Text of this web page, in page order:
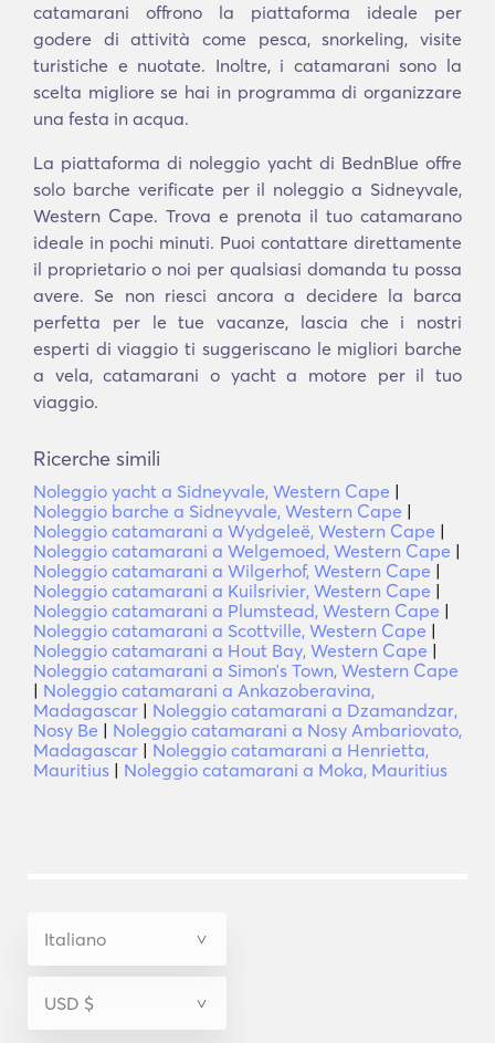
catamarani offrono la piattaforma ideale per
godere di attività come pesca, snorkeling, visite
turistiche e nuotate. Inoltre, i catamarani sono la
scelta migliore se hai in programma di organizzare
una festa in acqua.
La piattaforma di noleggio yacht di BednBlue offre
solo barche verificate per il noleggio a Sidneyvale,
Western Cape. Trova e prenota il tuo catamarano
ideale in pochi minuti. Puoi contattare direttamente
il proprietario o noi per qualsiasi domanda tu possa
avere. Se non riesci ancora a decidere la barca
perfetta per le tue vacanze, lascia che i nostri
esperti di viaggio ti suggeriscano le migliori barche
a vela, catamarani o yacht a motore per il tuo
viaggio.
Ricerche simili
Noleggio yacht a Sidneyvale, Western Cape |
Noleggio barche a Sidneyvale, Western Cape |
Noleggio catamarani a Wydgeleë, Western Cape |
Noleggio catamarani a Welgemoed, Western Cape |
Noleggio catamarani a Wilgerhof, Western Cape |
Noleggio catamarani a Kuilsrivier, Western Cape |
Noleggio catamarani a Plumstead, Western Cape |
Noleggio catamarani a Scottville, Western Cape |
Noleggio catamarani a Hout Bay, Western Cape |
Noleggio catamarani a Simonʼs Town, Western Cape
| Noleggio catamarani a Ankazoberavina,
Madagascar | Noleggio catamarani a Dzamandzar,
Nosy Be | Noleggio catamarani a Nosy Ambariovato,
Madagascar | Noleggio catamarani a Henrietta,
Mauritius | Noleggio catamarani a Moka, Mauritius